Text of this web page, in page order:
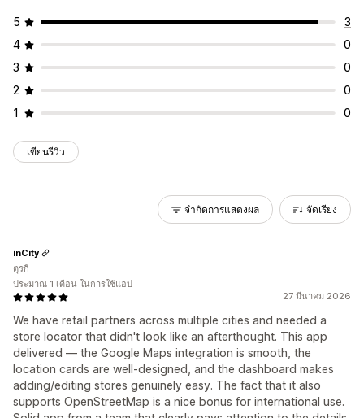
5
3
4
0
3
0
2
0
1
0
เขียนรีวิว
จำกัดการแสดงผล จัดเรียง
27 มีนาคม 2026
We have retail partners across multiple cities and needed a
store locator that didn't look like an afterthought. This app
delivered — the Google Maps integration is smooth, the
location cards are well-designed, and the dashboard makes
adding/editing stores genuinely easy. The fact that it also
supports OpenStreetMap is a nice bonus for international use.
inCity
ตุรกี
ประมาณ 1 เดือน ในการใช้แอป